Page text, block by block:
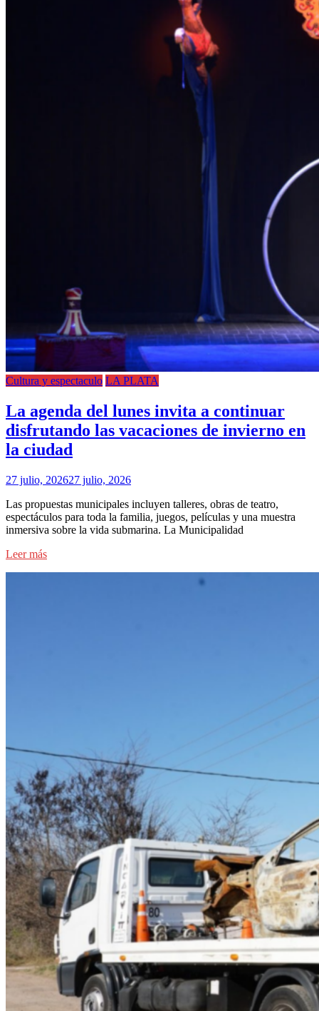
Cultura y espectaculo LA PLATA
La agenda del lunes invita a continuar
disfrutando las vacaciones de invierno en
la ciudad
27 julio, 202627 julio, 2026
Las propuestas municipales incluyen talleres, obras de teatro,
espectáculos para toda la familia, juegos, películas y una muestra
inmersiva sobre la vida submarina. La Municipalidad
Leer más